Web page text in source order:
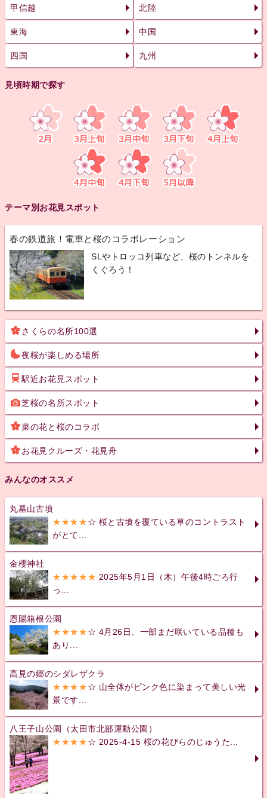
甲信越 北陸
東海 中国
四国 九州
見頃時期で探す
テーマ別お花見スポット
春の鉄道旅！電車と桜のコラボレーション
SLやトロッコ列車など、桜のトンネルを
くぐろう！
さくらの名所100選
夜桜が楽しめる場所
駅近お花見スポット
芝桜の名所スポット
菜の花と桜のコラボ
お花見クルーズ・花見舟
みんなのオススメ
丸墓山古墳
★★★★☆ 桜と古墳を覆ている草のコントラスト
がとて...
金櫻神社
★★★★★ 2025年5月1日（木）午後4時ごろ行
っ...
恩賜箱根公園
★★★★☆ 4月26日、一部まだ咲いている品種も
あり...
高見の郷のシダレザクラ
★★★★☆ 山全体がピンク色に染まって美しい光
景です...
八王子山公園（太田市北部運動公園）
★★★★☆ 2025-4-15 桜の花びらのじゅうた...